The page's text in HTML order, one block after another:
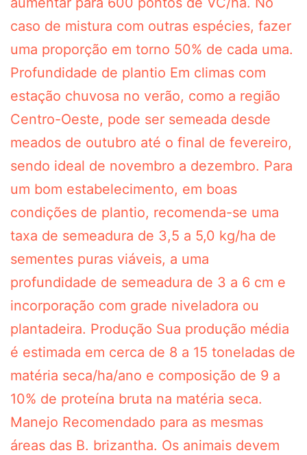
caso de mistura com outras espécies, fazer
uma proporção em torno 50% de cada uma.
Profundidade de plantio Em climas com
estação chuvosa no verão, como a região
Centro-Oeste, pode ser semeada desde
meados de outubro até o final de fevereiro,
sendo ideal de novembro a dezembro. Para
um bom estabelecimento, em boas
condições de plantio, recomenda-se uma
taxa de semeadura de 3,5 a 5,0 kg/ha de
sementes puras viáveis, a uma
profundidade de semeadura de 3 a 6 cm e
incorporação com grade niveladora ou
plantadeira. Produção Sua produção média
é estimada em cerca de 8 a 15 toneladas de
matéria seca/ha/ano e composição de 9 a
10% de proteína bruta na matéria seca.
Manejo Recomendado para as mesmas
áreas das B. brizantha. Os animais devem